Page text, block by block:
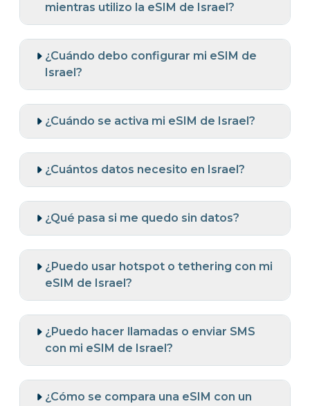
mientras utilizo la eSIM de Israel?
¿Cuándo debo configurar mi eSIM de
Israel?
¿Cuándo se activa mi eSIM de Israel?
¿Cuántos datos necesito en Israel?
¿Qué pasa si me quedo sin datos?
¿Puedo usar hotspot o tethering con mi
eSIM de Israel?
¿Puedo hacer llamadas o enviar SMS
con mi eSIM de Israel?
¿Cómo se compara una eSIM con un